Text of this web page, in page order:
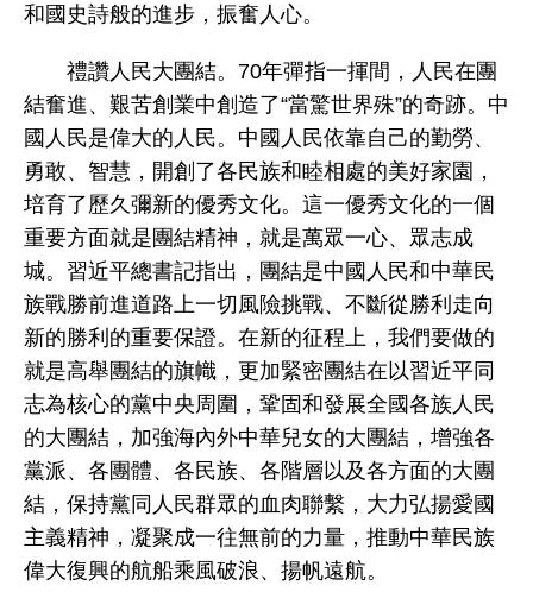
和國史詩般的進步，振奮人心。
禮讚人民大團結。70年彈指一揮間，人民在團
結奮進、艱苦創業中創造了“當驚世界殊”的奇跡。中
國人民是偉大的人民。中國人民依靠自己的勤勞、
勇敢、智慧，開創了各民族和睦相處的美好家園，
培育了歷久彌新的優秀文化。這一優秀文化的一個
重要方面就是團結精神，就是萬眾一心、眾志成
城。習近平總書記指出，團結是中國人民和中華民
族戰勝前進道路上一切風險挑戰、不斷從勝利走向
新的勝利的重要保證。在新的征程上，我們要做的
就是高舉團結的旗幟，更加緊密團結在以習近平同
志為核心的黨中央周圍，鞏固和發展全國各族人民
的大團結，加強海內外中華兒女的大團結，增強各
黨派、各團體、各民族、各階層以及各方面的大團
結，保持黨同人民群眾的血肉聯繫，大力弘揚愛國
主義精神，凝聚成一往無前的力量，推動中華民族
偉大復興的航船乘風破浪、揚帆遠航。